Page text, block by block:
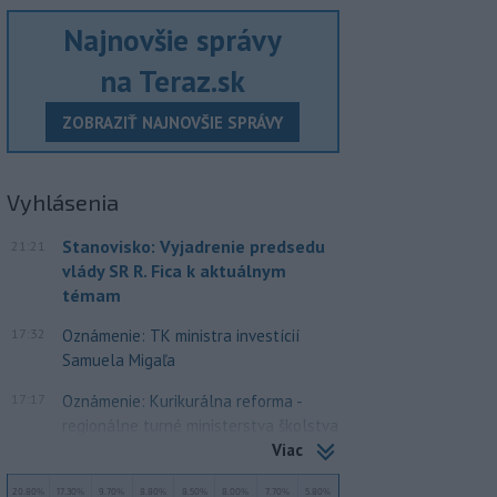
Najnovšie správy
na Teraz.sk
ZOBRAZIŤ NAJNOVŠIE SPRÁVY
Vyhlásenia
21:21
Stanovisko: Vyjadrenie predsedu
vlády SR R. Fica k aktuálnym
témam
17:32
Oznámenie: TK ministra investícií
Samuela Migaľa
Oznámenie: Kurikurálna reforma -
regionálne turné ministerstva školstva
Viac